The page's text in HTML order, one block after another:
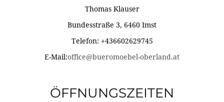
Thomas Klauser
Bundesstraße 3, 6460 Imst
Telefon: +436602629745
E-Mail:office@bueromoebel-oberland.at
ÖFFNUNGSZEITEN